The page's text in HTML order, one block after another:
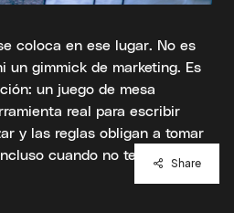
coloca en ese lugar. No es
un gimmick de marketing. Es
un juego de mesa
real para escribir
y las reglas obligan a tomar
cuando no te sientes
Share